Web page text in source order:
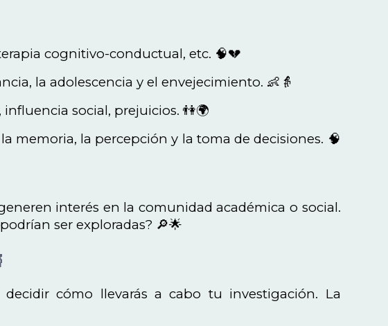
cognitivo-conductual, etc. 🧠💔
la adolescencia y el envejecimiento. 👶👵
social, prejuicios. 👫🌍
memoria, la percepción y la toma de decisiones. 🧠
interés en la comunidad académica o social.
ser exploradas? 🔎🌟
cómo llevarás a cabo tu investigación. La